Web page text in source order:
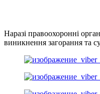
Наразі правоохоронні
виникнення загорання та